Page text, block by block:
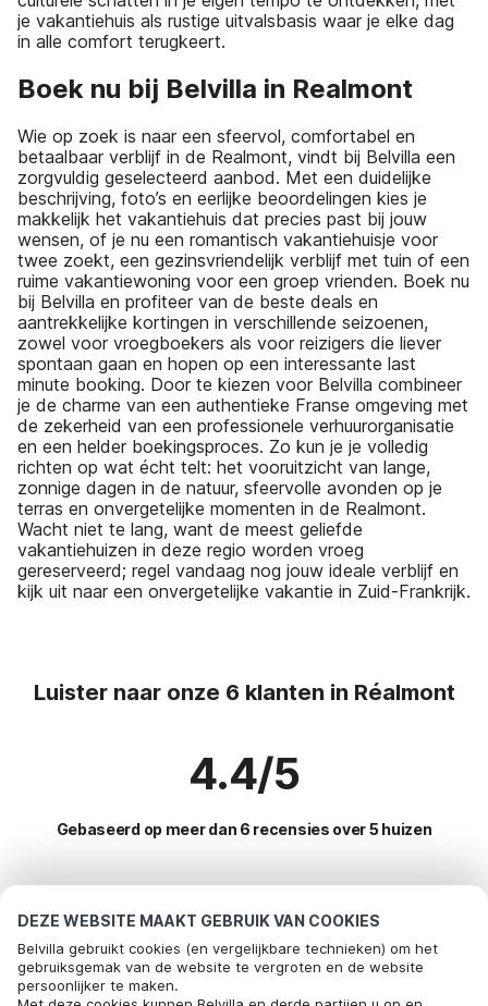
DEZE WEBSITE MAAKT GEBRUIK VAN COOKIES
Belvilla gebruikt cookies (en vergelijkbare technieken) om het
gebruiksgemak van de website te vergroten en de website
persoonlijker te maken.
je vakantiehuis als rustige uitvalsbasis waar je elke dag
in alle comfort terugkeert.
Boek nu bij Belvilla in Realmont
Wie op zoek is naar een sfeervol, comfortabel en
betaalbaar verblijf in de Realmont, vindt bij Belvilla een
zorgvuldig geselecteerd aanbod. Met een duidelijke
beschrijving, foto’s en eerlijke beoordelingen kies je
makkelijk het vakantiehuis dat precies past bij jouw
wensen, of je nu een romantisch vakantiehuisje voor
twee zoekt, een gezinsvriendelijk verblijf met tuin of een
ruime vakantiewoning voor een groep vrienden. Boek nu
bij Belvilla en profiteer van de beste deals en
aantrekkelijke kortingen in verschillende seizoenen,
zowel voor vroegboekers als voor reizigers die liever
spontaan gaan en hopen op een interessante last
minute booking. Door te kiezen voor Belvilla combineer
je de charme van een authentieke Franse omgeving met
de zekerheid van een professionele verhuurorganisatie
en een helder boekingsproces. Zo kun je je volledig
richten op wat écht telt: het vooruitzicht van lange,
zonnige dagen in de natuur, sfeervolle avonden op je
terras en onvergetelijke momenten in de Realmont.
Wacht niet te lang, want de meest geliefde
vakantiehuizen in deze regio worden vroeg
gereserveerd; regel vandaag nog jouw ideale verblijf en
kijk uit naar een onvergetelijke vakantie in Zuid-Frankrijk.
Luister naar onze 6 klanten in Réalmont
4.4/5
Gebaseerd op meer dan 6 recensies over 5 huizen
Meest populaire bestemmingen voor
vakantie
Top steden met top voorzieningen voor vakantie